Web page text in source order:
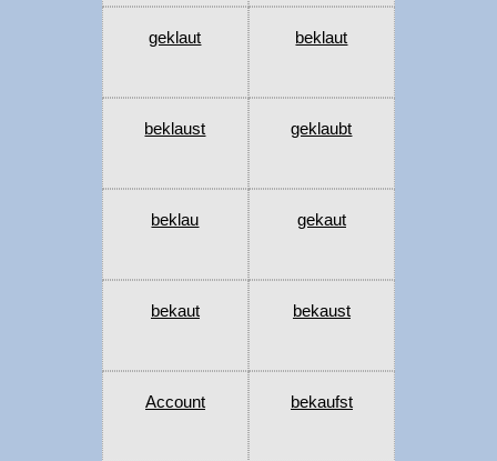
geklaut beklaut
beklaust geklaubt
beklau gekaut
bekaut bekaust
Account bekaufst